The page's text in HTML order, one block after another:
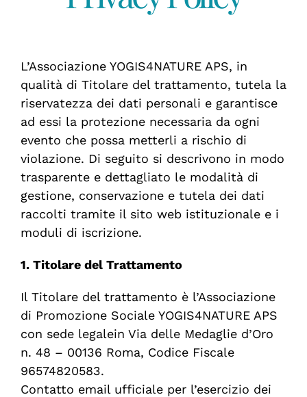
L’AssociazioneYOGIS4NATURE APS, in
qualità di Titolare del trattamento, tutela la
riservatezza dei dati personali e garantisce
ad essi la protezione necessaria da ogni
evento che possa metterli a rischio di
violazione. Di seguito si descrivono in modo
trasparente e dettagliato le modalità di
gestione, conservazione e tutela dei dati
raccolti tramite il sito web istituzionale e i
moduli di iscrizione.
1. Titolare del Trattamento
Il Titolaredel trattamento è l’Associazione
di Promozione SocialeYOGIS4NATURE APS
con sede legalein Via delle Medaglie d’Oro
n. 48 – 00136 Roma, Codice Fiscale
96574820583.
Contatto email ufficiale per l’esercizio dei